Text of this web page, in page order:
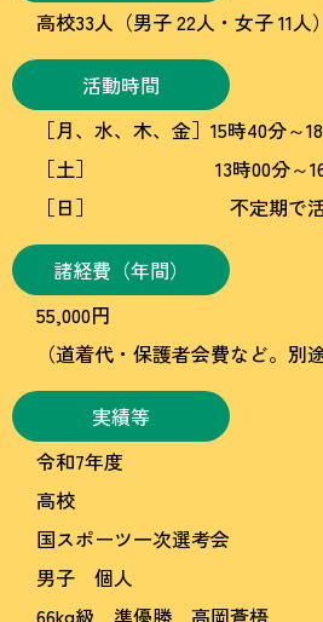
高校33人（男子 22人・女子 11人）
活動時間
［月、水、木、金］15時40分～
［土］ 13時00分～16
［日］ 不定期で活動
諸経費（年間）
55,000円
（道着代・保護者会費など。別
実績等
令和7年度
高校
国スポーツ一次選考会
男子 個人